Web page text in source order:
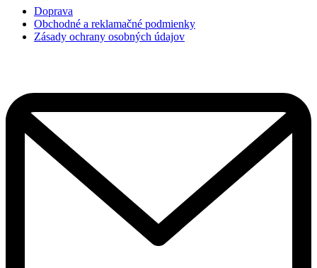
Doprava
Obchodné a reklamačné podmienky
Zásady ochrany osobných údajov